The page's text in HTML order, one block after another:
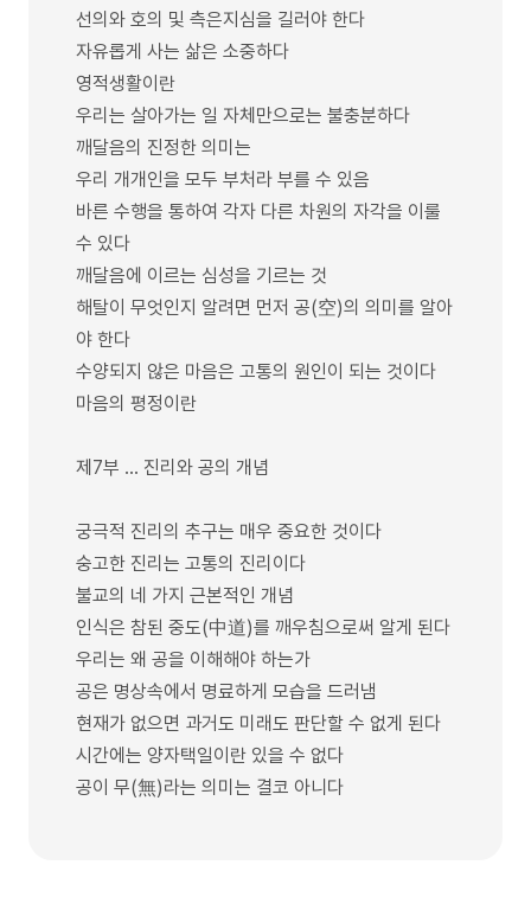
선의와 호의 및 측은지심을 길러야 한다
자유롭게 사는 삶은 소중하다
영적생활이란
우리는 살아가는 일 자체만으로는 불충분하다
깨달음의 진정한 의미는
우리 개개인을 모두 부처라 부를 수 있음
바른 수행을 통하여 각자 다른 차원의 자각을 이룰
수 있다
깨달음에 이르는 심성을 기르는 것
해탈이 무엇인지 알려면 먼저 공(空)의 의미를 알아
야 한다
수양되지 않은 마음은 고통의 원인이 되는 것이다
마음의 평정이란
제7부 … 진리와 공의 개념
궁극적 진리의 추구는 매우 중요한 것이다
숭고한 진리는 고통의 진리이다
불교의 네 가지 근본적인 개념
인식은 참된 중도(中道)를 깨우침으로써 알게 된다
우리는 왜 공을 이해해야 하는가
공은 명상속에서 명료하게 모습을 드러냄
현재가 없으면 과거도 미래도 판단할 수 없게 된다
시간에는 양자택일이란 있을 수 없다
공이 무(無)라는 의미는 결코 아니다